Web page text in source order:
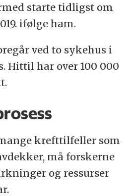
starte tidligst om
ifølge ham.
ved to sykehus i
Hittil har over 100 000
krefttilfeller som
må forskerne
og ressurser